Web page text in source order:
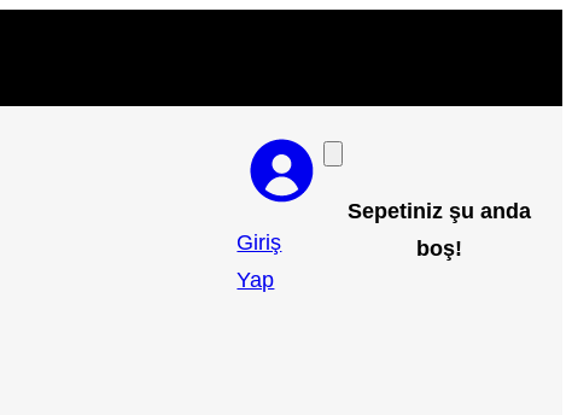
Giriş
Yap
Sepetiniz şu anda
boş!